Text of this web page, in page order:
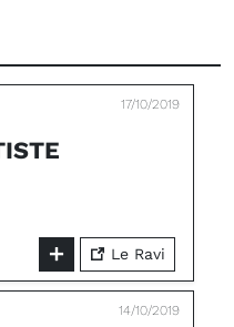
17/10/2019
Le Ravi
14/10/2019